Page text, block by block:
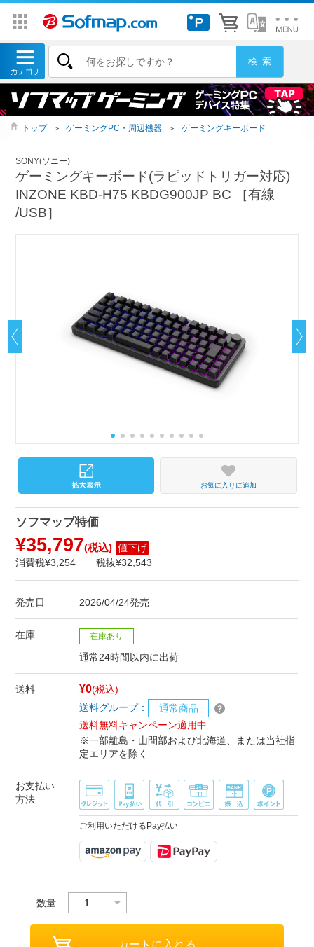
トップ ＞ ゲーミングPC・周辺機器 ＞ ゲーミングキーボード
SONY(ソニー)
ゲーミングキーボード(ラピッドトリガー対応)
INZONE KBD-H75 KBDG900JP BC ［有線
/USB］
お気に入りに追加
ソフマップ特価
¥35,797(税込) 値下げ
消費税¥3,254
税抜¥32,543
発売日 2026/04/24発売
在庫 在庫あり
通常24時間以内に出荷
送料 ¥0(税込)
送料グループ：
通常商品
送料無料キャンペーン適用中
※一部離島・山間部および北海道、または当社指
定エリアを除く
お支払い
方法
ご利用いただけるPay払い
数量